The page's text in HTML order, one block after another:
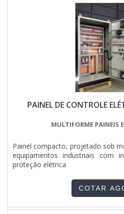
instalação e manutenção eletrica
acha a ETHANN Elétrica e
seu escopo talhas elétricas e
garantindo a satisfação da
total na qualidade.Ainda focando
e manutenção elétrica, deve-se
tenham produtos e serviços
assertividade, pequenos
saber a procedência e seriedade
formas diferentes de
Elétrica e Automação é a
serviços; Responsável;
na ETHANN Elétrica e
no mercado de instalação e
qualidade, a empresa oferece
pórticos rolantes e
industriais.Isso se deve ao fato
os serviços e inovadora,
investiu em uma estrutura que
alta qualidade onde são
PAINEL DE CONTROLE
MULTIFORME PAINEIS
Painel compacto, projetado sob
equipamentos industriais com
proteção elétrica
COTAR